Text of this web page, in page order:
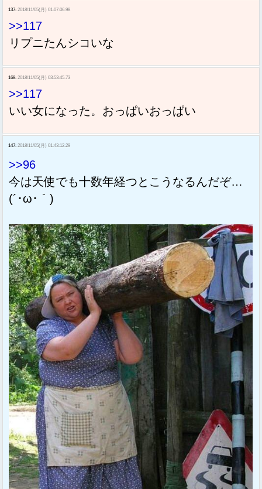
137: 2018/11/05(月) 01:07:06.98
>>117
リプニたんシコいな
168: 2018/11/05(月) 03:53:45.73
>>117
いい女になった。おっぱいおっぱい
147: 2018/11/05(月) 01:43:12.29
>>96
今は天使でも十数年経つとこうなるんだぞ…
(´･ω･｀)